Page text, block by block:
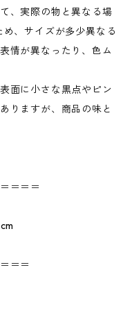
、実際の物と異なる場
、サイズが多少異なる
情が異なったり、色ム
面に小さな黒点やピン
りますが、商品の味と
＝＝＝
＝＝